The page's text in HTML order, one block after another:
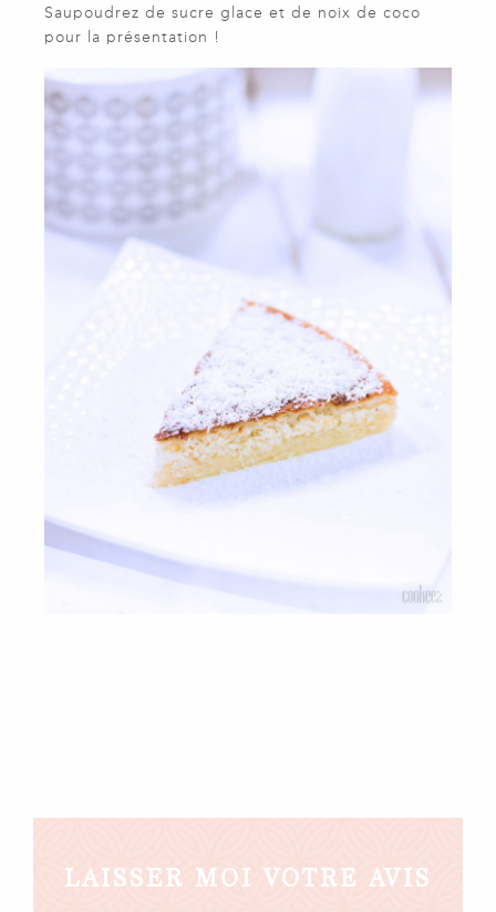
Saupoudrez de sucre glace et de noix de coco
pour la présentation !
LAISSER MOI VOTRE AVIS